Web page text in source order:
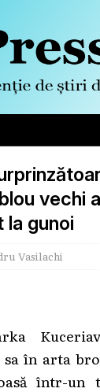
vechi
la gunoi
Vasilachi
în arta
într-un